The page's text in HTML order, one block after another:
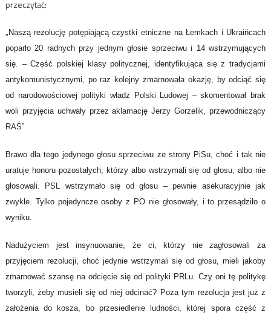
przeczytać:
„ Naszą rezolucję potępiającą czystki etniczne na Łemkach i Ukraińcach
poparło 20 radnych przy jednym głosie sprzeciwu i 14 wstrzymujących
się. – Część polskiej klasy politycznej, identyfikująca się z tradycjami
antykomunistycznymi, po raz kolejny zmarnowała okazję, by odciąć się
od narodowościowej polityki władz Polski Ludowej – skomentował brak
woli przyjęcia uchwały przez aklamację Jerzy Gorzelik, przewodniczący
RAŚ”
Brawo dla tego jedynego głosu sprzeciwu ze strony PiSu, choć i tak nie
uratuje honoru pozostałych, którzy albo wstrzymali się od głosu, albo nie
głosowali. PSL wstrzymało się od głosu – pewnie asekuracyjnie jak
zwykle. Tylko pojedyncze osoby z PO nie głosowały, i to przesądziło o
wyniku.
Nadużyciem jest insynuowanie, że ci, którzy nie zagłosowali za
przyjęciem rezolucji, choć jedynie wstrzymali się od głosu, mieli jakoby
zmarnować szansę na odcięcie się od polityki PRLu. Czy oni tę politykę
tworzyli, żeby musieli się od niej odcinać? Poza tym rezolucja jest już z
założenia do kosza, bo przesiedlenie ludności, której spora część z